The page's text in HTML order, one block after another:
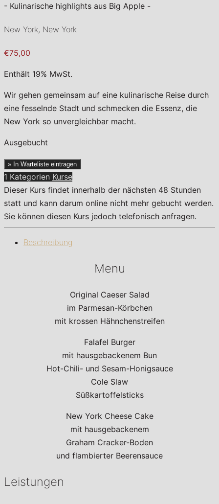
- Kulinarische highlights aus Big Apple -
New York, New York
€75,00
Enthält 19% MwSt.
Wir gehen gemeinsam auf eine kulinarische Reise durch
eine fesselnde Stadt und schmecken die Essenz, die
New York so unvergleichbar macht.
Ausgebucht
» In Warteliste eintragen
1 Kategorien Kurse
Dieser Kurs findet innerhalb der nächsten 48 Stunden
statt und kann darum online nicht mehr gebucht werden.
Sie können diesen Kurs jedoch telefonisch anfragen.
Beschreibung
Menu
Original Caeser Salad
im Parmesan-Körbchen
mit krossen Hähnchenstreifen
Falafel Burger
mit hausgebackenem Bun
Hot-Chili- und Sesam-Honigsauce
Cole Slaw
Süßkartoffelsticks
New York Cheese Cake
mit hausgebackenem
Graham Cracker-Boden
und flambierter Beerensauce
Leistungen